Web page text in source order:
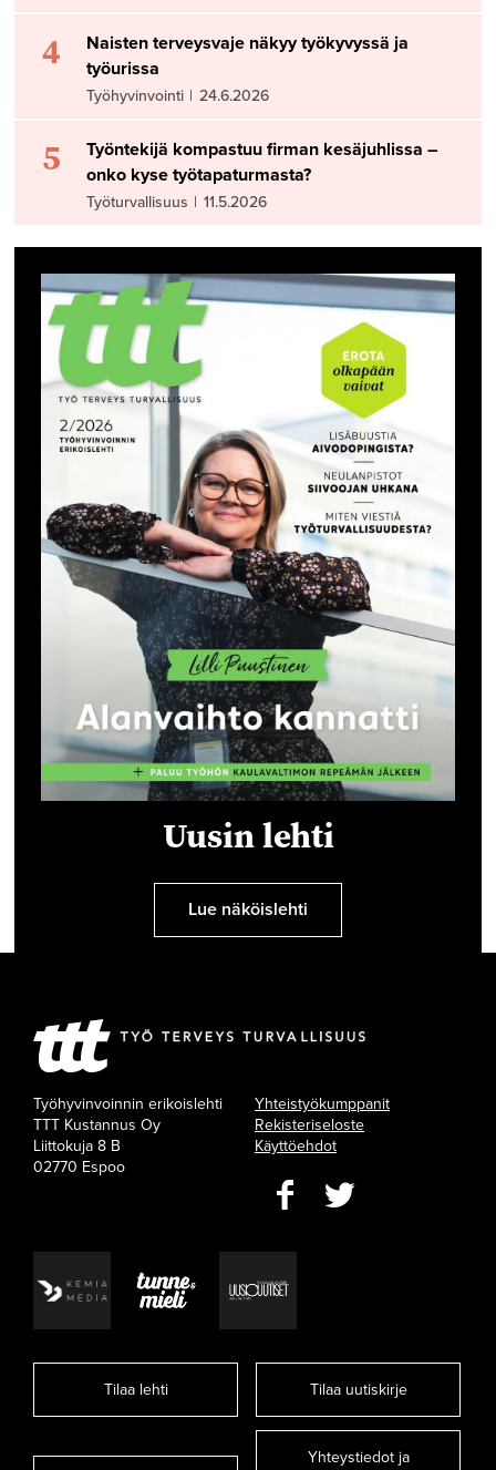
4
Naisten terveysvaje näkyy työkyvyssä ja
työurissa
Työhyvinvointi | 24.6.2026
5
Työntekijä kompastuu firman kesäjuhlissa –
onko kyse työtapaturmasta?
Työturvallisuus | 11.5.2026
Uusin lehti
Lue näköislehti
Työhyvinvoinnin erikoislehti
TTT Kustannus Oy
Liittokuja 8 B
02770 Espoo
Yhteistyökumppanit
Rekisteriseloste
Käyttöehdot
Tilaa lehti Tilaa uutiskirje
Yhteystiedot ja